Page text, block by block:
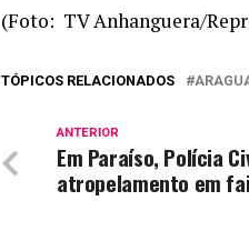
(Foto: TV Anhanguera/
TÓPICOS RELACIONADOS
ANTERIOR
Em Paraíso, Polícia
atropelamento em